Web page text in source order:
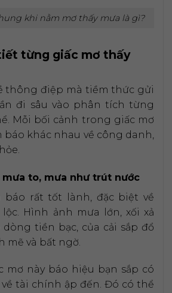
khi nằm mơ thấy mưa là gì?
từng giấc mơ thấy
thông điệp mà tiềm thức gửi
đi sâu vào phân tích từng
Mỗi bối cảnh trong giấc mơ
báo khác nhau về công danh,
mưa to, mưa như trút nước
báo rất tốt lành, đặc biệt về
Hình ảnh mưa lớn, xối xả
tiền bạc, của cải sắp đổ
mẽ và bất ngờ.
mơ này báo hiệu bạn sắp có
tài chính ập đến. Đó có thể